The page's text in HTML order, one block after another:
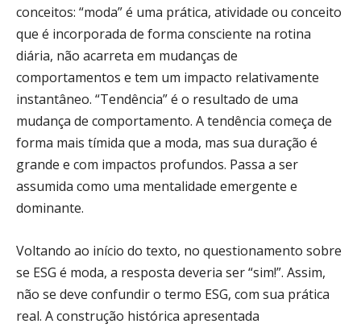
conceitos: “moda” é uma prática, atividade ou conceito
que é incorporada de forma consciente na rotina
diária, não acarreta em mudanças de
comportamentos e tem um impacto relativamente
instantâneo. “Tendência” é o resultado de uma
mudança de comportamento. A tendência começa de
forma mais tímida que a moda, mas sua duração é
grande e com impactos profundos. Passa a ser
assumida como uma mentalidade emergente e
dominante.
Voltando ao início do texto, no questionamento sobre
se ESG é moda, a resposta deveria ser “sim!”. Assim,
não se deve confundir o termo ESG, com sua prática
real. A construção histórica apresentada